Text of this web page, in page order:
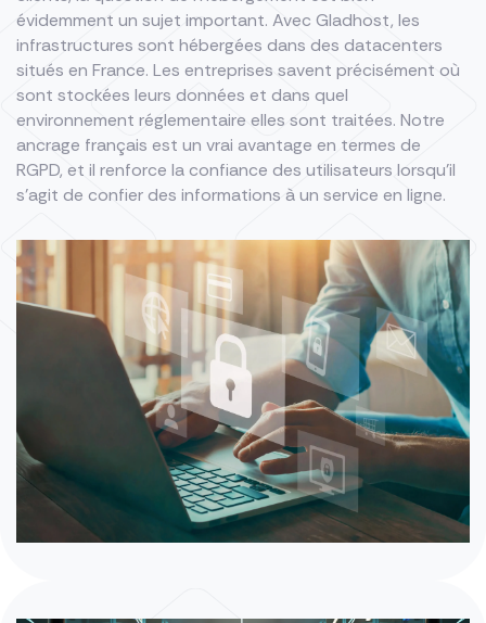
évidemment un sujet important. Avec Gladhost, les
infrastructures sont hébergées dans des datacenters
situés en France. Les entreprises savent précisément où
sont stockées leurs données et dans quel
environnement réglementaire elles sont traitées. Notre
ancrage français est un vrai avantage en termes de
RGPD, et il renforce la confiance des utilisateurs lorsqu’il
s’agit de confier des informations à un service en ligne.